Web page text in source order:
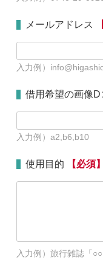
メールアドレス
入力例）
借用希望の画像D
入力例）a2,b6,b10
使用目的 【必須】
入力例）旅行雑誌「